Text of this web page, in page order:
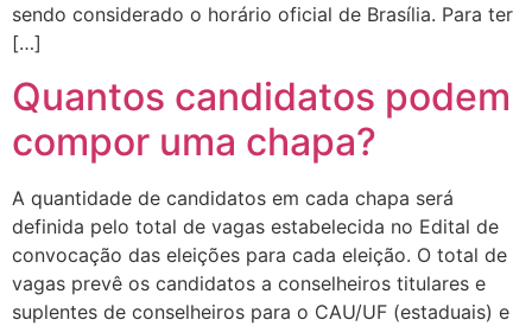
sendo considerado o horário oficial de Brasília. Para ter
[…]
Quantos candidatos podem
compor uma chapa?
A quantidade de candidatos em cada chapa será
definida pelo total de vagas estabelecida no Edital de
convocação das eleições para cada eleição. O total de
vagas prevê os candidatos a conselheiros titulares e
suplentes de conselheiros para o CAU/UF (estaduais) e